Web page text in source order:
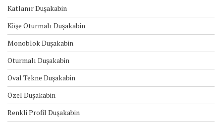
Katlanır Duşakabin
Köşe Oturmalı Duşakabin
Monoblok Duşakabin
Oturmalı Duşakabin
Oval Tekne Duşakabin
Özel Duşakabin
Renkli Profil Duşakabin